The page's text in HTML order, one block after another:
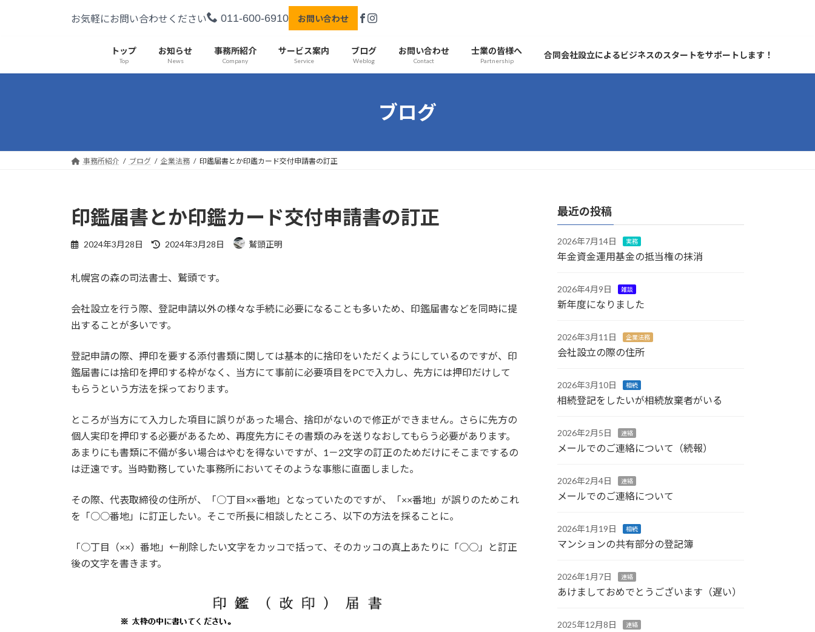
お気軽にお問い合わせください 011-600-6910 お問い合わせ
トップ
Top
お知らせ
News
事務所紹介
Company
サービス案内
Service
ブログ
Weblog
お問い合わせ
Contact
士業の皆様へ
Partnership
合同会社設立によるビジネスのスタートをサポートします！
ブログ
事務所紹介 ブログ 企業法務 印鑑届書とか印鑑カード交付申請書の訂正
印鑑届書とか印鑑カード交付申請書の訂正
2024年3月28日
最
新
時
:
2024年3月28日 鷲頭正明
札幌宮の森の司法書士、鷲頭です。
会社設立を行う際、登記申請以外の様々な手続に必要になることも多いため、印鑑届書などを同時に提
出することが多いです。
登記申請の際、押印を要する添付書類に関しては基本的に捨印をいただくようにしているのですが、印
鑑届書には捨印を押印する枠がなく、当方にて事前に必要項目をPCで入力し、先方には押印だけして
もらうという方法を採っております。
ところが当方にて入力した項目に誤りがあった場合、捨印がないので修正ができません。さらに先方の
個人実印を押印する必要があるため、再度先方にその書類のみを送りなおしてもらう必要があります。
あまりにも書類に不備が多い場合はやむを得ないですが、1－2文字の訂正のためだけにそこまでするの
は迂遠です。当時勤務していた事務所においてそのような事態に直面しました。
その際、代表取締役の住所が、「○丁目××番地」となっていたのですが、「××番地」が誤りのためこれ
を「○○番地」に訂正したい。そこで所長に相談したところ、以下の方法を採ることに。
「○丁目（××）番地」←削除したい文字をカッコで括って、そのカッコの真上あたりに「○○」と訂正
後の文字を書きます。
最近の投稿
2026年7月14日 実務
年金資金運用基金の抵当権の抹消
2026年4月9日 雑談
新年度になりました
2026年3月11日 企業法務
会社設立の際の住所
2026年3月10日 相続
相続登記をしたいが相続放棄者がいる
2026年2月5日 連絡
メールでのご連絡について（続報）
2026年2月4日 連絡
メールでのご連絡について
2026年1月19日 相続
マンションの共有部分の登記簿
2026年1月7日 連絡
あけましておめでとうございます（遅い）
2025年12月8日 連絡